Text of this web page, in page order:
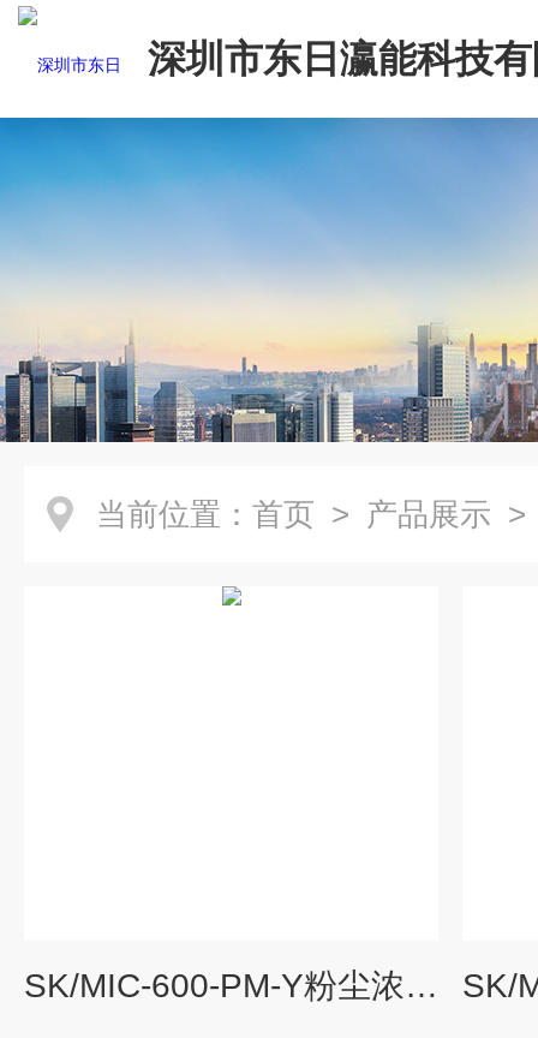
深圳市东日瀛能科技
当前位置： 首页 > 产品展示
SK/MIC-600-PM-Y粉尘浓度检测报警器